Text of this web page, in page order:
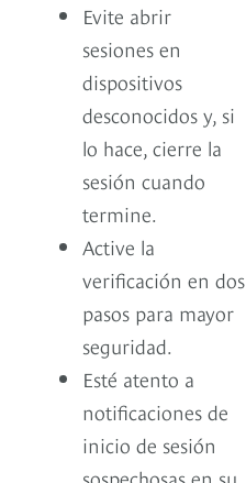
Evite abrir
sesiones en
dispositivos
desconocidos y, si
lo hace, cierre la
sesión cuando
termine.
Active la
verificación en dos
pasos para mayor
seguridad.
Esté atento a
notificaciones de
inicio de sesión
sospechosas en su